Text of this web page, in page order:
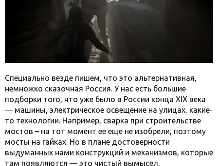
Специально везде пишем, что это альтернативная,
немножко сказочная Россия. У нас есть большие
подборки того, что уже было в России конца XIX века
— машины, электрическое освещение на улицах, какие-
то технологии. Например, сварка при строительстве
мостов – на тот момент ее еще не изобрели, поэтому
мосты на гайках. Но в плане достоверности
выдуманных нами конструкций и механизмов, которые
там появляются — это чистый вымысел.